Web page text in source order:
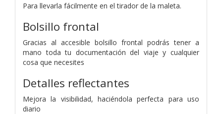
Para llevarla fácilmente en el tirador de la maleta.
Bolsillo frontal
Gracias al accesible bolsillo frontal podrás tener a
mano toda tu documentación del viaje y cualquier
cosa que necesites
Detalles reflectantes
Mejora la visibilidad, haciéndola perfecta para uso
diario